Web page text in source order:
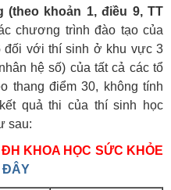
khoản 1, điều 9, TT
chương trình đào tạo của
đối với thí sinh ở khu vực 3
hệ số) của tất cả các tổ
thang điểm 30, không tính
quả thi của thí sinh học
sau:
KHOA HỌC SỨC KHỎE
ĐÂY